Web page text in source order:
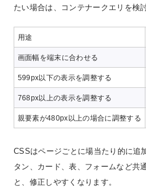
たい場合は、コンテナークエリを検
用途
画面幅を端末に合わせる
599px以下の表示を調整する
768px以上の表示を調整する
親要素が480px以上の場合に調整する
CSSはページごとに場当たり的に追
タン、カード、表、フォームなど共
と、修正しやすくなります。